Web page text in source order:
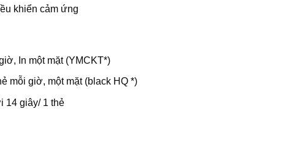
khiển cảm ứng
In một mặt (YMCKT*)
mỗi giờ, một mặt (black HQ *)
14 giây/ 1 thẻ